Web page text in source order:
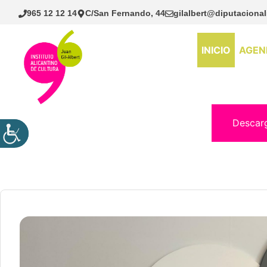
Saltar
965 12 12 14 C/San Fernando, 44
INICIO